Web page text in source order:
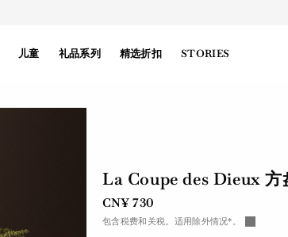
儿童 礼品系列 精选折扣 STORIES
La Coupe des Dieux 方
CN¥ 730
包含税费和关税。适用除外情况*。